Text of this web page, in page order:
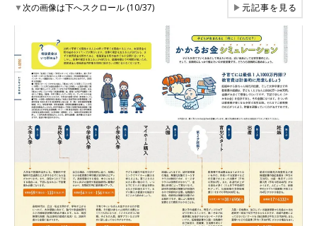
▼次の画像は下へスクロール (10/37) ▶元記事を見る